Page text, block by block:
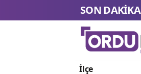
SON DAKİKA
İlçe